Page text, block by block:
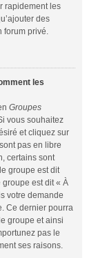
rapidement les
des
forum privé.
les
Groupes
vous souhaitez
et cliquez sur
pas en libre
certains sont
groupe est dit
est dit « À
votre demande
Ce dernier pourra
groupe et ainsi
pas le
ses raisons.